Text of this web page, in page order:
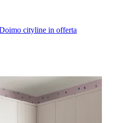
cityline in offerta